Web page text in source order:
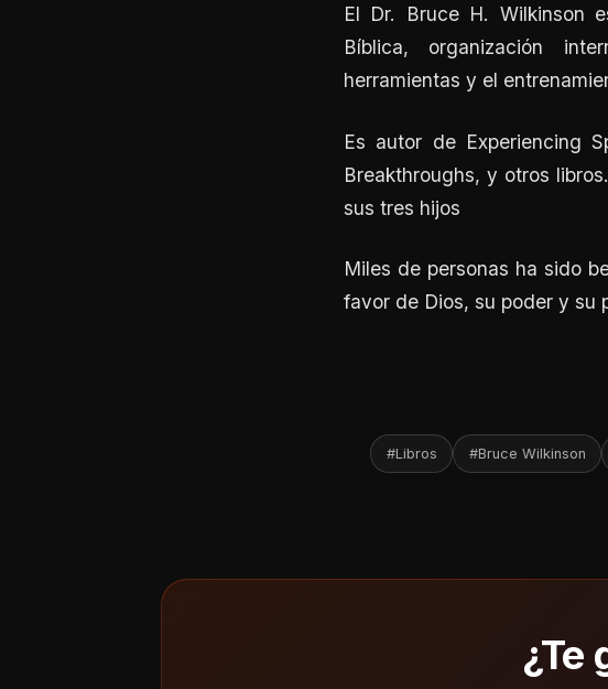
El Dr. Bruce H. Wilkinson
Bíblica, organización
herramientas y el
Es autor de Experiencing
Breakthroughs, y otros
sus tres hijos
Miles de personas ha sido
favor de Dios, su poder y su
#Libros #Bruce Wilkinson
¿Te